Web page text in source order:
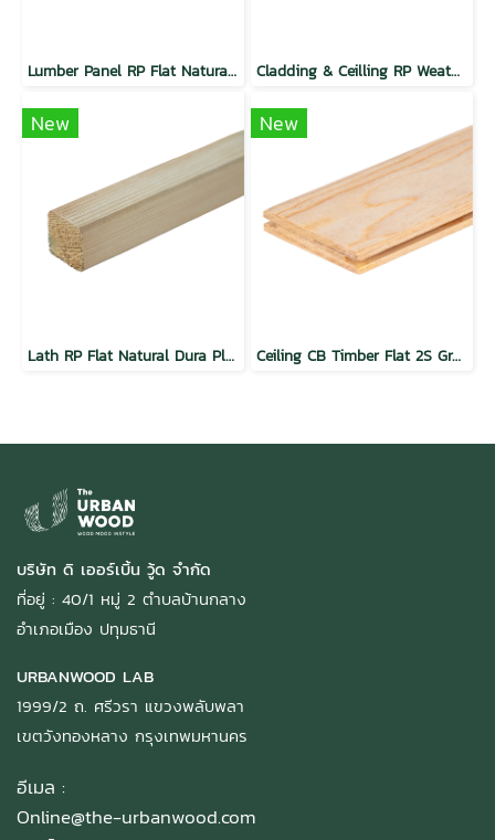
Lumber Panel RP Flat Natural Dura Plus Wood Cladding & Ceilling RP Weather Groove Premium Dura Plus Wood
New
Lath RP Flat Natural Dura Plus Wood
New
Ceiling CB Timber Flat 2S Groove Natural
บริษัท ดิ เออร์เบิ้น วู้ด จำกัด
ที่อยู่ : 40/1 หมู่ 2 ตำบลบ้านกลาง
อำเภอเมือง ปทุมธานี
URBANWOOD LAB
1999/2 ถ. ศรีวรา แขวงพลับพลา
เขตวังทองหลาง กรุงเทพมหานคร
อีเมล :
Online@the-urbanwood.com